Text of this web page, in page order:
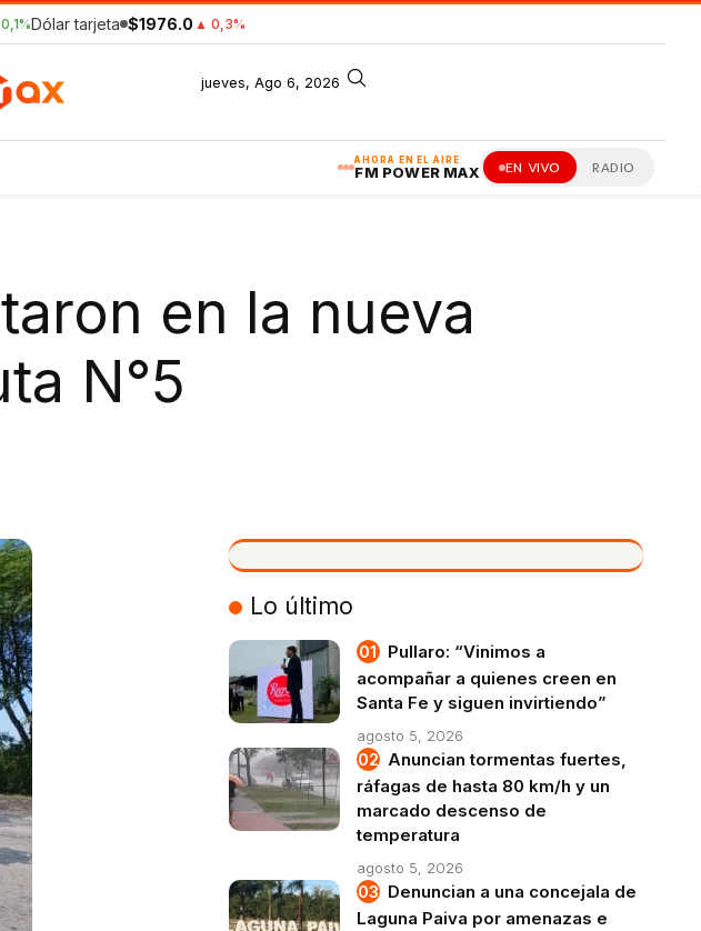
Dólar tarjeta $1976.0 ▲ 0,3%
jueves, Ago 6, 2026
AHORA EN EL AIRE
FM POWER MAX EN VIVO RADIO
en la nueva
N°5
VIVO
Lo último
Pullaro: “Vinimos a
acompañar a quienes creen en
Santa Fe y siguen invirtiendo”
agosto 5, 2026
Anuncian tormentas fuertes,
ráfagas de hasta 80 km/h y un
marcado descenso de
temperatura
agosto 5, 2026
Denuncian a una concejala de
Laguna Paiva por amenazas e